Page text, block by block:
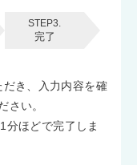
STEP3.
完了
き、入力内容を確
さい。
分ほどで完了しま